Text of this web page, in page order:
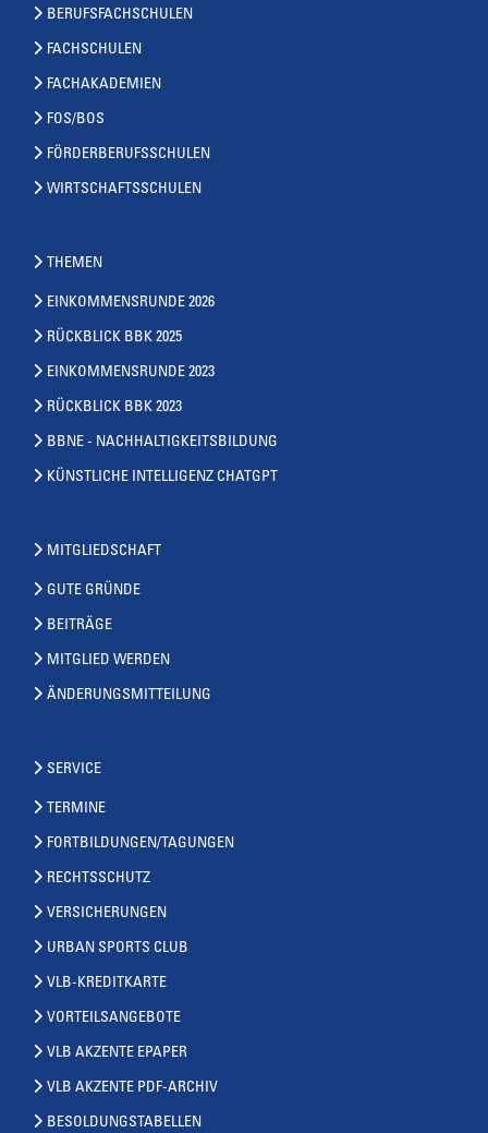
BERUFSFACHSCHULEN
FACHSCHULEN
FACHAKADEMIEN
FOS/BOS
FÖRDERBERUFSSCHULEN
WIRTSCHAFTSSCHULEN
THEMEN
EINKOMMENSRUNDE 2026
RÜCKBLICK BBK 2025
EINKOMMENSRUNDE 2023
RÜCKBLICK BBK 2023
BBNE - NACHHALTIGKEITSBILDUNG
KÜNSTLICHE INTELLIGENZ CHATGPT
MITGLIEDSCHAFT
GUTE GRÜNDE
BEITRÄGE
MITGLIED WERDEN
ÄNDERUNGSMITTEILUNG
SERVICE
TERMINE
FORTBILDUNGEN/TAGUNGEN
RECHTSSCHUTZ
VERSICHERUNGEN
URBAN SPORTS CLUB
VLB-KREDITKARTE
VORTEILSANGEBOTE
VLB AKZENTE EPAPER
VLB AKZENTE PDF-ARCHIV
BESOLDUNGSTABELLEN